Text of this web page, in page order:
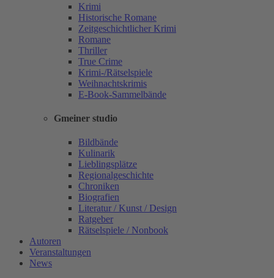
Krimi
Historische Romane
Zeitgeschichtlicher Krimi
Romane
Thriller
True Crime
Krimi-/Rätselspiele
Weihnachtskrimis
E-Book-Sammelbände
Gmeiner studio
Bildbände
Kulinarik
Lieblingsplätze
Regionalgeschichte
Chroniken
Biografien
Literatur / Kunst / Design
Ratgeber
Rätselspiele / Nonbook
Autoren
Veranstaltungen
News